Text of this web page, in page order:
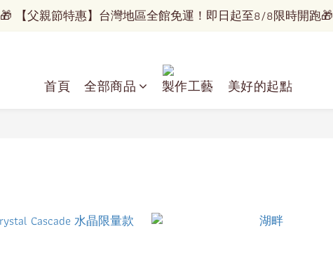
🎁 【父親節特惠】台灣地區全館免運！即日起至8/8限時開跑🎁
🎁 【父親節特惠】台灣地區全館免運！即日起至8/8限時開跑🎁
✈️   國際運送服務正式開通   ✈️
首頁 全部商品 製作工藝 美好的起點